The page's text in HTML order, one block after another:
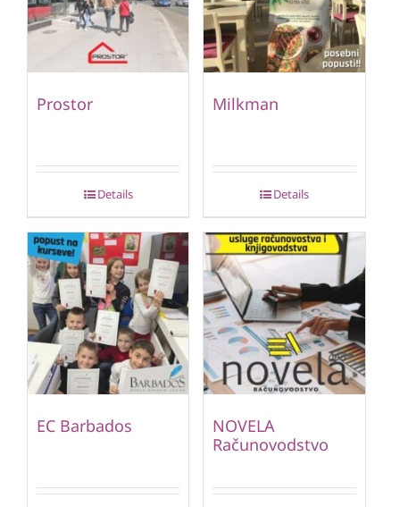
Prostor
Details
Milkman
Details
EC Barbados
NOVELA
Računovodstvo